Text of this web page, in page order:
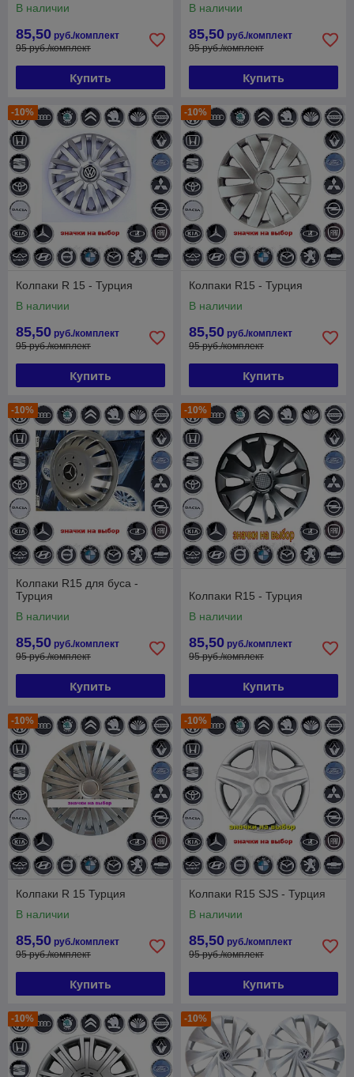
В наличии
85,50 руб./комплект
95 руб./комплект
Купить
В наличии
85,50 руб./комплект
95 руб./комплект
Купить
-10%
Колпаки R 15 - Турция
В наличии
85,50 руб./комплект
95 руб./комплект
Купить
-10%
Колпаки R15 - Турция
В наличии
85,50 руб./комплект
95 руб./комплект
Купить
-10%
Колпаки R15 для буса -
Турция
В наличии
85,50 руб./комплект
95 руб./комплект
Купить
-10%
Колпаки R15 - Турция
В наличии
85,50 руб./комплект
95 руб./комплект
Купить
-10%
Колпаки R 15 Турция
В наличии
85,50 руб./комплект
95 руб./комплект
Купить
-10%
Колпаки R15 SJS - Турция
В наличии
85,50 руб./комплект
95 руб./комплект
Купить
-10% -10%